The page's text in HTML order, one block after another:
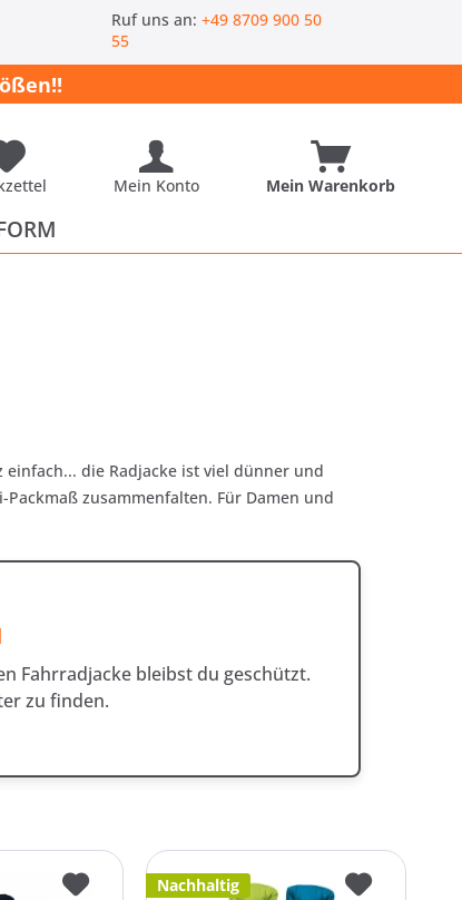
Ruf uns an:+49 8709 900 50
55
Mein Konto Mein Warenkorb
einfach... die Radjacke ist viel dünner und
zusammenfalten. Für Damen und
Fahrradjacke bleibst du geschützt.
zu finden.
Nachhaltig